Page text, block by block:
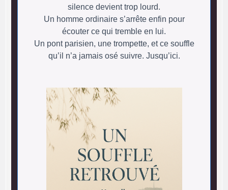
silence devient trop lourd.
Un homme ordinaire s’arrête enfin pour
écouter ce qui tremble en lui.
Un pont parisien, une trompette, et ce souffle
qu’il n’a jamais osé suivre. Jusqu’ici.